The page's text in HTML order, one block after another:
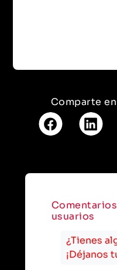
Comparte
usuarios
¿Tienes
¡Déjanos